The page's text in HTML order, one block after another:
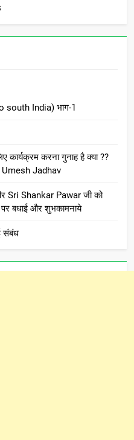
India) भाग-1
कार्यक्रम करना गुनाह है क्या ??
Jadhav
Sri Shankar Pawar जी को
पर बधाई और शुभकामनाये
संबंध